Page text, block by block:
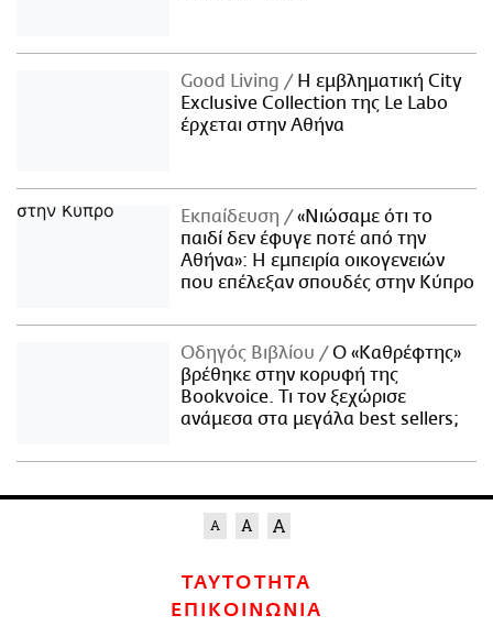
Good Living
Η εμβληματική City
Exclusive Collection της Le Labo
έρχεται στην Αθήνα
Εκπαίδευση
«Νιώσαμε ότι το
παιδί δεν έφυγε ποτέ από την
Αθήνα»: Η εμπειρία οικογενειών
που επέλεξαν σπουδές στην Κύπρο
Οδηγός Βιβλίου
Ο «Καθρέφτης»
βρέθηκε στην κορυφή της
Bookvoice. Τι τον ξεχώρισε
ανάμεσα στα μεγάλα best sellers;
ΤΑΥΤΟΤΗΤΑ
ΕΠΙΚΟΙΝΩΝΙΑ